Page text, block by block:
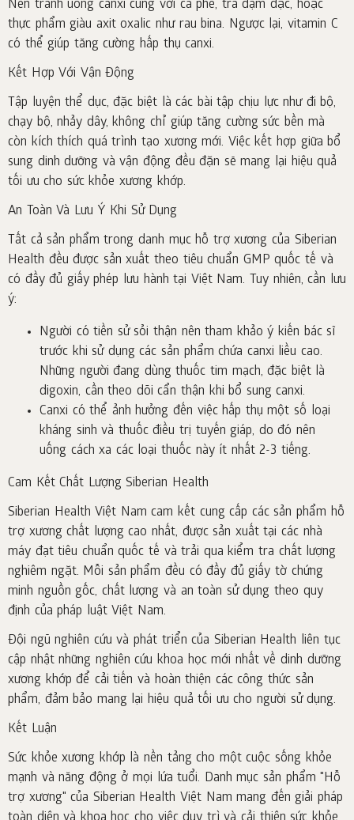
Nên tránh uống canxi cùng với cà phê, trà đậm đặc, hoặc
thực phẩm giàu axit oxalic như rau bina. Ngược lại, vitamin C
có thể giúp tăng cường hấp thụ canxi.
Kết Hợp Với Vận Động
Tập luyện thể dục, đặc biệt là các bài tập chịu lực như đi bộ,
chạy bộ, nhảy dây, không chỉ giúp tăng cường sức bền mà
còn kích thích quá trình tạo xương mới. Việc kết hợp giữa bổ
sung dinh dưỡng và vận động đều đặn sẽ mang lại hiệu quả
tối ưu cho sức khỏe xương khớp.
An Toàn Và Lưu Ý Khi Sử Dụng
Tất cả sản phẩm trong danh mục hỗ trợ xương của Siberian
Health đều được sản xuất theo tiêu chuẩn GMP quốc tế và
có đầy đủ giấy phép lưu hành tại Việt Nam. Tuy nhiên, cần lưu
ý:
Người có tiền sử sỏi thận nên tham khảo ý kiến bác sĩ
trước khi sử dụng các sản phẩm chứa canxi liều cao.
Những người đang dùng thuốc tim mạch, đặc biệt là
digoxin, cần theo dõi cẩn thận khi bổ sung canxi.
Canxi có thể ảnh hưởng đến việc hấp thụ một số loại
kháng sinh và thuốc điều trị tuyến giáp, do đó nên
uống cách xa các loại thuốc này ít nhất 2-3 tiếng.
Cam Kết Chất Lượng Siberian Health
Siberian Health Việt Nam cam kết cung cấp các sản phẩm hỗ
trợ xương chất lượng cao nhất, được sản xuất tại các nhà
máy đạt tiêu chuẩn quốc tế và trải qua kiểm tra chất lượng
nghiêm ngặt. Mỗi sản phẩm đều có đầy đủ giấy tờ chứng
minh nguồn gốc, chất lượng và an toàn sử dụng theo quy
định của pháp luật Việt Nam.
Đội ngũ nghiên cứu và phát triển của Siberian Health liên tục
cập nhật những nghiên cứu khoa học mới nhất về dinh dưỡng
xương khớp để cải tiến và hoàn thiện các công thức sản
phẩm, đảm bảo mang lại hiệu quả tối ưu cho người sử dụng.
Kết Luận
Sức khỏe xương khớp là nền tảng cho một cuộc sống khỏe
mạnh và năng động ở mọi lứa tuổi. Danh mục sản phẩm "Hỗ
trợ xương" của Siberian Health Việt Nam mang đến giải pháp